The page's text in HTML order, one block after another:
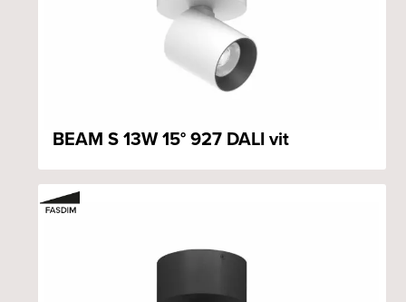
BEAM S 13W 15° 927 DALI vit